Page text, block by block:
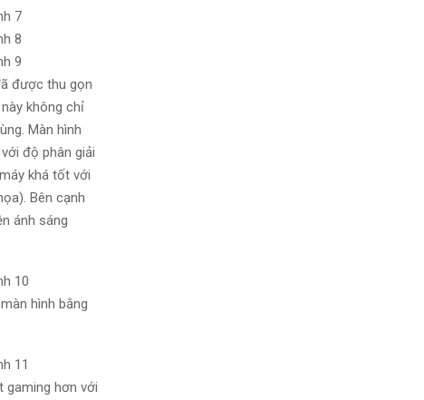
được thu gọn
không chỉ
Màn hình
độ phân giải
khá tốt với
Bên cạnh
ánh sáng
hình bằng
gaming hơn với